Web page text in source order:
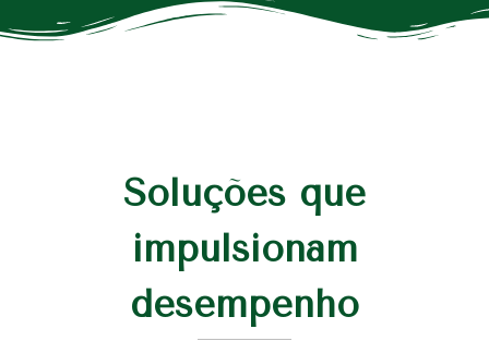
Soluções que
impulsionam
desempenho